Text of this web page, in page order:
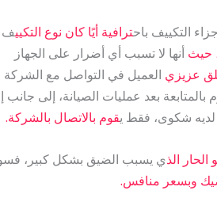
التكييف باحترافية أيًا كان نوع التكييف
حيث أنها لا تسبب أي أضرار على الجهاز
عزيزي العميل في التواصل مع الشركة
بالمتابعة بعد عمليات الصيانة، إلى
شكوى، فقط يقوم بالاتصال بالشركة.
الذي يسبب الضيق بشكل كبير،
وبسعر منافس.